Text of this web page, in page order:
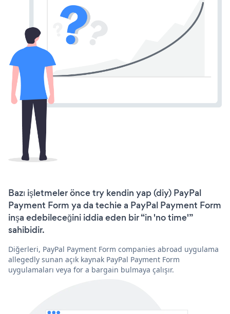
Bazı işletmeler önce try kendin yap (diy) PayPal
Payment Form ya da techie a PayPal Payment Form
inşa edebileceğini iddia eden bir “in 'no time'”
sahibidir.
Diğerleri, PayPal Payment Form companies abroad uygulama
allegedly sunan açık kaynak PayPal Payment Form
uygulamaları veya for a bargain bulmaya çalışır.